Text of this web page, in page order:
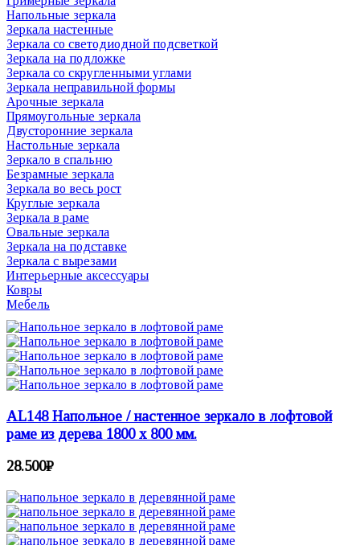
Напольные зеркала
Зеркала настенные
Зеркала со светодиодной подсветкой
Зеркала на подложке
Зеркала со скругленными углами
Зеркала неправильной формы
Арочные зеркала
Прямоугольные зеркала
Двусторонние зеркала
Настольные зеркала
Зеркало в спальню
Безрамные зеркала
Зеркала во весь рост
Круглые зеркала
Зеркала в раме
Овальные зеркала
Зеркала на подставке
Зеркала с вырезами
Интерьерные аксессуары
Ковры
Мебель
AL148 Напольное / настенное зеркало в лофтовой
раме из дерева 1800 х 800 мм.
28.500₽